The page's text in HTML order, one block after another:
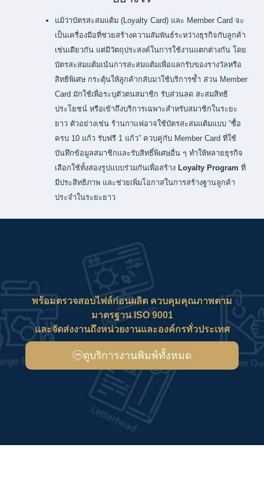
แม้ว่าบัตรสะสมแต้ม (Loyalty Card) และ Member Card จะ
เป็นเครื่องมือที่ช่วยสร้างความสัมพันธ์ระหว่างธุรกิจกับลูกค้า
เช่นเดียวกัน แต่มีวัตถุประสงค์ในการใช้งานแตกต่างกัน โดย
บัตรสะสมแต้มเน้นการสะสมแต้มเพื่อแลกรับของรางวัลหรือ
สิทธิพิเศษ กระตุ้นให้ลูกค้ากลับมาใช้บริการซ้ำ ส่วน Member
Card มักใช้เพื่อระบุตัวตนสมาชิก รับส่วนลด สะสมสิทธิ
ประโยชน์ หรือเข้าถึงบริการเฉพาะสำหรับสมาชิกในระยะ
ยาว ตัวอย่างเช่น ร้านกาแฟอาจใช้บัตรสะสมแต้มแบบ “ซื้อ
ครบ 10 แก้ว รับฟรี 1 แก้ว” ควบคู่กับ Member Card ที่ใช้
บันทึกข้อมูลสมาชิกและรับสิทธิ์พิเศษอื่น ๆ ทำให้หลายธุรกิจ
เลือกใช้ทั้งสองรูปแบบร่วมกันเพื่อสร้าง Loyalty Program ที่
มีประสิทธิภาพ และช่วยเพิ่มโอกาสในการสร้างฐานลูกค้า
ประจำในระยะยาว
พร้อมตรวจสอบไฟล์ก่อนผลิต ควบคุมคุณภาพตาม
มาตรฐาน ISO 9001
และจัดส่งงานถึงหน่วยงานและองค์กรทั่วประเทศ
ดูบริการงานพิมพ์ทั้งหมด